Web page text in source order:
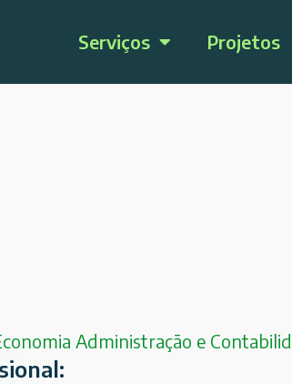
Serviços Projetos
Administração e